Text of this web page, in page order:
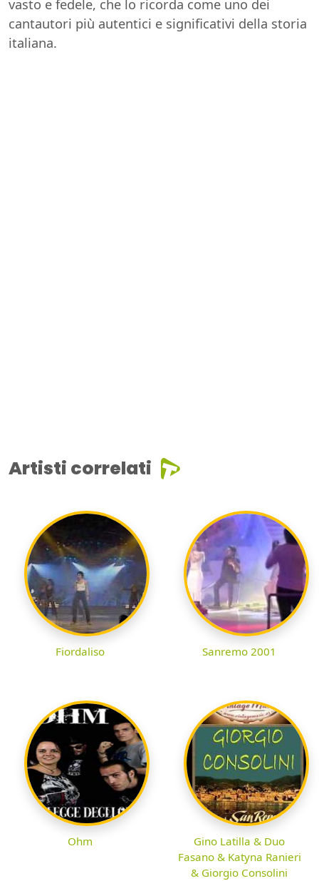
vasto e fedele, che lo ricorda come uno dei
cantautori più autentici e significativi della storia
italiana.
Artisti correlati
Fiordaliso Sanremo 2001
Ohm
Gino Latilla & Duo
Fasano & Katyna Ranieri
& Giorgio Consolini